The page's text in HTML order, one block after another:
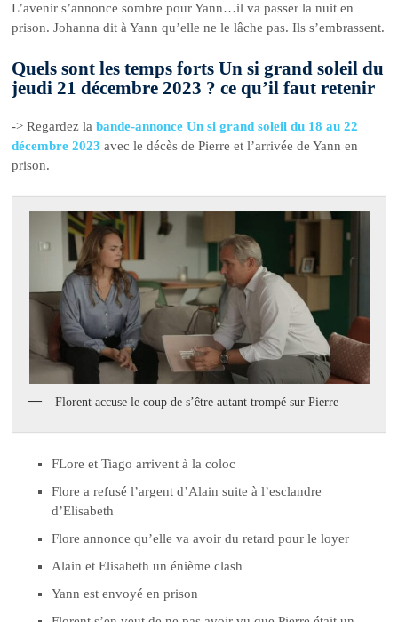
L’avenir s’annonce sombre pour Yann…il va passer la nuit en
prison. Johanna dit à Yann qu’elle ne le lâche pas. Ils s’embrassent.
Quels sont les temps forts Un si grand soleil du
jeudi 21 décembre 2023 ? ce qu’il faut retenir
-> Regardez labande-annonce Un si grand soleil du 18 au 22
décembre 2023 avec le décès de Pierre et l’arrivée de Yann en
prison.
Florent accuse le coup de s’être autant trompé sur Pierre
FLore et Tiago arrivent à la coloc
Flore a refusé l’argent d’Alain suite à l’esclandre
d’Elisabeth
Flore annonce qu’elle va avoir du retard pour le loyer
Alain et Elisabeth un énième clash
Yann est envoyé en prison